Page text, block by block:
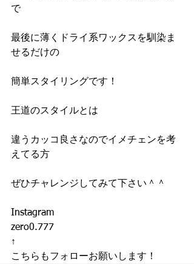
で
最後に薄くドライ系ワックスを馴染ま
せるだけの
簡単スタイリングです！
王道のスタイルとは
違うカッコ良さなのでイメチェンを考
えてる方
ぜひチャレンジしてみて下さい＾＾
Instagram
zero0.777
↑
こちらもフォローお願いします！